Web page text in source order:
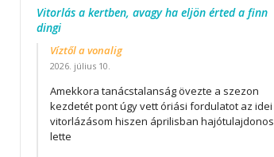
Vitorlás a kertben, avagy ha eljön érted a finn
dingi
Víztől a vonalig
2026. július 10.
Amekkora tanácstalanság övezte a szezon
kezdetét pont úgy vett óriási fordulatot az idei
vitorlázásom hiszen áprilisban hajótulajdonos
lette